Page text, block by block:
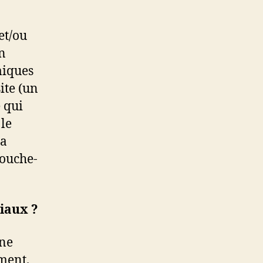
ou
(un
qui
?